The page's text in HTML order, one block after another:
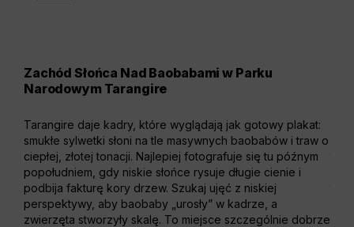
Zachód Słońca Nad Baobabami w Parku
Narodowym Tarangire
Tarangire daje kadry, które wyglądają jak gotowy plakat:
smukłe sylwetki słoni na tle masywnych baobabów i traw o
ciepłej, złotej tonacji. Najlepiej fotografuje się tu późnym
popołudniem, gdy niskie słońce rysuje długie cienie i
podbija fakturę kory drzew. Szukaj ujęć z niskiej
perspektywy, aby baobaby „urosły” w kadrze, a
zwierzęta stworzyły skalę. To miejsce szczególnie dobrze